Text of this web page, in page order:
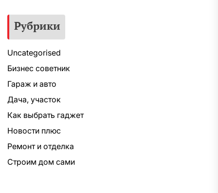
Рубрики
Uncategorised
Бизнес советник
Гараж и авто
Дача, участок
Как выбрать гаджет
Новости плюс
Ремонт и отделка
Строим дом сами